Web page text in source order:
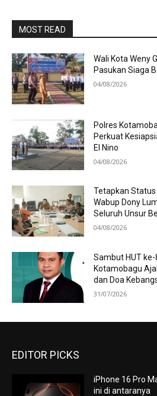
MOST READ
Wali Kota Weny
Pasukan Siaga
04/08/2026
Polres
Perkuat
El Nino
04/08/2026
Tetapkan
Wabup Dony
Seluruh Unsur
04/08/2026
Sambut HUT ke-
Kotamobagu
dan Doa
31/07/2026
EDITOR PICKS
iPhone 16 Pro
ini di antaranya